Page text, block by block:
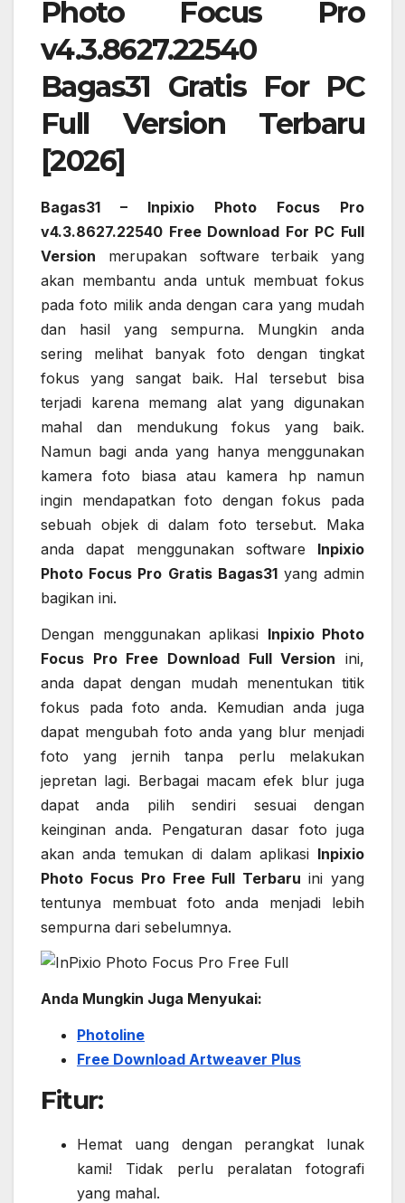
Photo Focus Pro
v4.3.8627.22540
Bagas31 Gratis For PC
Full Version Terbaru
[2026]
Bagas31 – Inpixio Photo Focus Pro
v4.3.8627.22540 Free Download For PC Full
Version merupakan software terbaik yang
akan membantu anda untuk membuat fokus
pada foto milik anda dengan cara yang mudah
dan hasil yang sempurna. Mungkin anda
sering melihat banyak foto dengan tingkat
fokus yang sangat baik. Hal tersebut bisa
terjadi karena memang alat yang digunakan
mahal dan mendukung fokus yang baik.
Namun bagi anda yang hanya menggunakan
kamera foto biasa atau kamera hp namun
ingin mendapatkan foto dengan fokus pada
sebuah objek di dalam foto tersebut. Maka
anda dapat menggunakan software Inpixio
Photo Focus Pro Gratis Bagas31yang admin
bagikan ini.
Dengan menggunakan aplikasi Inpixio Photo
Focus Pro Free Download Full Version ini,
anda dapat dengan mudah menentukan titik
fokus pada foto anda. Kemudian anda juga
dapat mengubah foto anda yang blur menjadi
foto yang jernih tanpa perlu melakukan
jepretan lagi. Berbagai macam efek blur juga
dapat anda pilih sendiri sesuai dengan
keinginan anda. Pengaturan dasar foto juga
akan anda temukan di dalam aplikasi Inpixio
Photo Focus Pro Free Full Terbaruini yang
tentunya membuat foto anda menjadi lebih
sempurna dari sebelumnya.
Anda Mungkin Juga Menyukai:
Photoline
Free Download Artweaver Plus
Fitur:
Hemat uang dengan perangkat lunak
kami! Tidak perlu peralatan fotografi
yang mahal.